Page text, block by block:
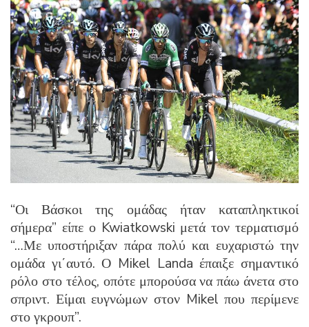
“Οι Βάσκοι της ομάδας ήταν καταπληκτικοί
σήμερα” είπε ο Kwiatkowski μετά τον τερματισμό
“…Με υποστήριξαν πάρα πολύ και ευχαριστώ την
ομάδα γι΄αυτό. Ο Mikel Landa έπαιξε σημαντικό
ρόλο στο τέλος, οπότε μπορούσα να πάω άνετα στο
σπριντ. Είμαι ευγνώμων στον Mikel που περίμενε
στο γκρουπ”.